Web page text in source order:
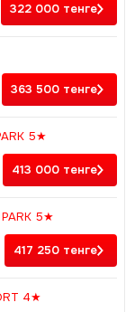
322 000 тенге
363 500 тенге
5★
413 000 тенге
PARK 5★
417 250 тенге
4★